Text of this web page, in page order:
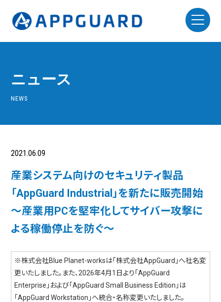
ニュース
NEWS
2021.06.09
産業システム向けのセキュリティ製品
「AppGuard Industrial」を新たに販売開始
～産業用PCを堅牢化してサイバー攻撃に
よる稼働停止を防ぐ～
※株式会社Blue Planet-worksは「株式会社AppGuard」へ社名変
更いたしました。また、2026年4月1日より「AppGuard
Enterprise」および「AppGuard Small Business Edition」は
「AppGuard Workstation」へ統合・名称変更いたしました。